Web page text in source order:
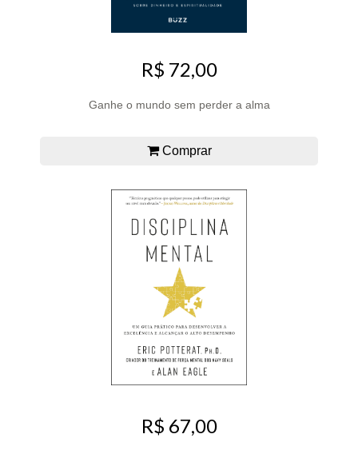
R$ 72,00
Ganhe o mundo sem perder a alma
Comprar
R$ 67,00